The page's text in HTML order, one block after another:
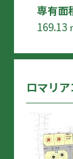
専有面
169.13
ロマリ